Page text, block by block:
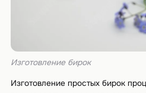
Изготовление бирок
Изготовление простых бирок